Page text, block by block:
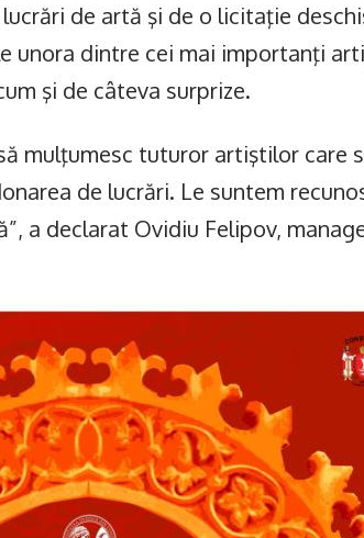
de artă şi de o licitaţie
unora dintre cei mai importanţi
şi de câteva surprize.
mulţumesc tuturor artiştilor care
de lucrări. Le suntem
a declarat Ovidiu Felipov,